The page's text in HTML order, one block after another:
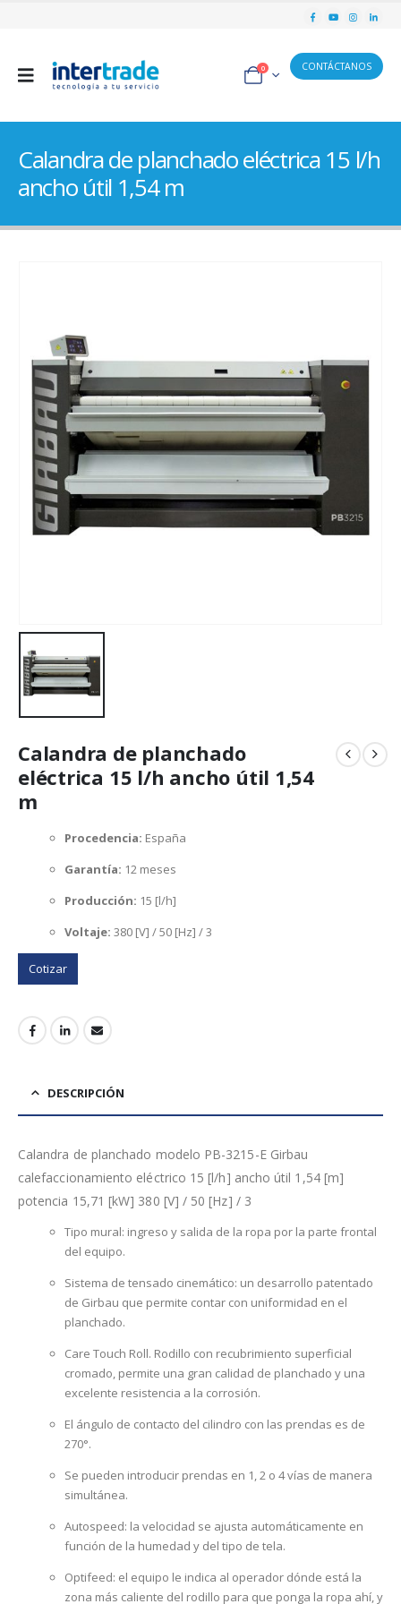
0 CONTÁCTANOS
Calandra de planchado eléctrica 15 l/h
ancho útil 1,54 m
Calandra de planchado
eléctrica 15 l/h ancho útil 1,54
m
Procedencia: España
Garantía: 12 meses
Producción: 15 [l/h]
Voltaje: 380 [V] / 50 [Hz] / 3
Cotizar
DESCRIPCIÓN
Calandra de planchado modelo PB-3215-E Girbau
calefaccionamiento eléctrico 15 [l/h] ancho útil 1,54 [m]
potencia 15,71 [kW] 380 [V] / 50 [Hz] / 3
Tipo mural: ingreso y salida de la ropa por la parte frontal
del equipo.
Sistema de tensado cinemático: un desarrollo patentado
de Girbau que permite contar con uniformidad en el
planchado.
Care Touch Roll. Rodillo con recubrimiento superficial
cromado, permite una gran calidad de planchado y una
excelente resistencia a la corrosión.
El ángulo de contacto del cilindro con las prendas es de
270°.
Se pueden introducir prendas en 1, 2 o 4 vías de manera
simultánea.
Autospeed: la velocidad se ajusta automáticamente en
función de la humedad y del tipo de tela.
Optifeed: el equipo le indica al operador dónde está la
zona más caliente del rodillo para que ponga la ropa ahí, y